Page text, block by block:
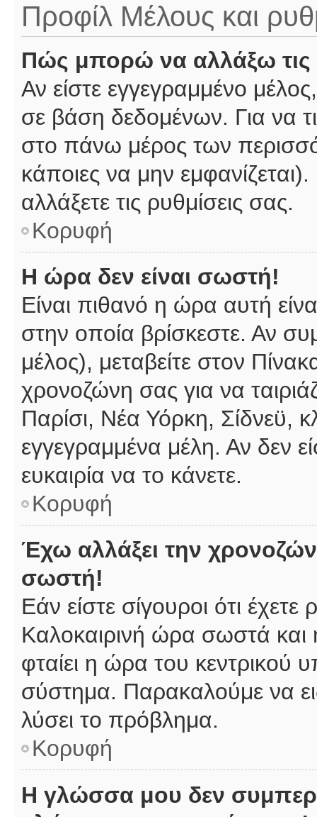
Προφίλ Μέλους και
Πώς μπορώ να αλλάξω τις
Αν είστε εγγεγραμμένο
σε βάση δεδομένων. Για να
στο πάνω μέρος των
κάποιες να μην
αλλάξετε τις ρυθμίσεις σας.
Κορυφή
Η ώρα δεν είναι σωστή!
Είναι πιθανό η ώρα αυτή
στην οποία βρίσκεστε. Αν
μέλος), μεταβείτε στον
χρονοζώνη σας για να
Παρίσι, Νέα Υόρκη, Σίδνεϋ,
εγγεγραμμένα μέλη. Αν δεν
ευκαιρία να το κάνετε.
Κορυφή
Έχω αλλάξει την
σωστή!
Εάν είστε σίγουροι ότι
Καλοκαιρινή ώρα σωστά και
φταίει η ώρα του κεντρικού
σύστημα. Παρακαλούμε να
λύσει το πρόβλημα.
Κορυφή
Η γλώσσα μου δεν